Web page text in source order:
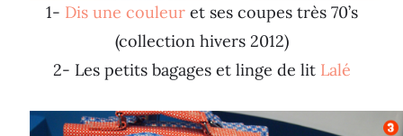
1- Dis une couleuret ses coupes très 70’s
(collection hivers 2012)
2- Les petits bagages et linge de lit Lalé